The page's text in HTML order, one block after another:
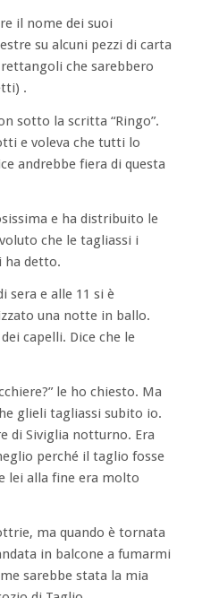
il nome dei suoi
su alcuni pezzi di carta
che sarebbero
.
sotto la scritta “Ringo”.
e voleva che tutti lo
andrebbe fiera di questa
e ha distribuito le
che le tagliassi i
ha detto.
sera e alle 11 si è
una notte in ballo.
capelli. Dice che le
le ho chiesto. Ma
glieli tagliassi subito io.
di Siviglia notturno. Era
perché il taglio fosse
lei alla fine era molto
ma quando è tornata
in balcone a fumarmi
sarebbe stata la mia